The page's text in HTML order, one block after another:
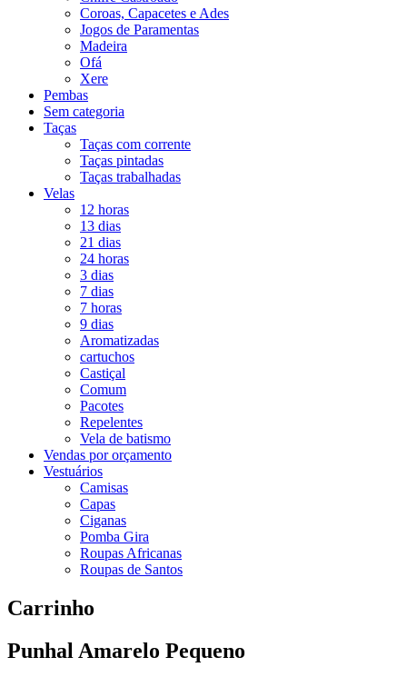
Coroas, Capacetes e Ades
Jogos de Paramentas
Madeira
Ofá
Xere
Pembas
Sem categoria
Taças
Taças com corrente
Taças pintadas
Taças trabalhadas
Velas
12 horas
13 dias
21 dias
24 horas
3 dias
7 dias
7 horas
9 dias
Aromatizadas
cartuchos
Castiçal
Comum
Pacotes
Repelentes
Vela de batismo
Vendas por orçamento
Vestuários
Camisas
Capas
Ciganas
Pomba Gira
Roupas Africanas
Roupas de Santos
Carrinho
Punhal Amarelo Pequeno